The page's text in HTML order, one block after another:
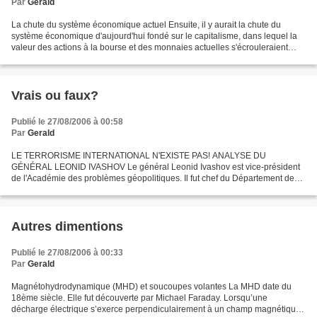
Par Gerald
La chute du système économique actuel Ensuite, il y aurait la chute du
système économique d'aujourd'hui fondé sur le capitalisme, dans lequel la
valeur des actions à la bourse et des monnaies actuelles s'écrouleraient
Vrais ou faux?
Publié le 27/08/2006 à 00:58
Par Gerald
LE TERRORISME INTERNATIONAL N'EXISTE PAS! ANALYSE DU
GÉNÉRAL LEONID IVASHOV Le général Leonid Ivashov est vice-président
de l'Académie des problèmes géopolitiques. Il fut chef du Département des
Autres dimentions
Publié le 27/08/2006 à 00:33
Par Gerald
Magnétohydrodynamique (MHD) et soucoupes volantes La MHD date du
18ème siècle. Elle fut découverte par Michael Faraday. Lorsqu’une
décharge électrique s’exerce perpendiculairement à un champ magnétique